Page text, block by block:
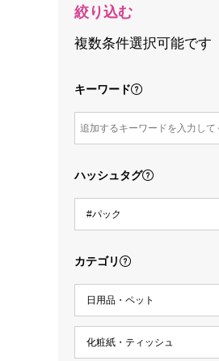
絞り込む
複数条件選択可能です
キーワード
ハッシュタグ
カテゴリ